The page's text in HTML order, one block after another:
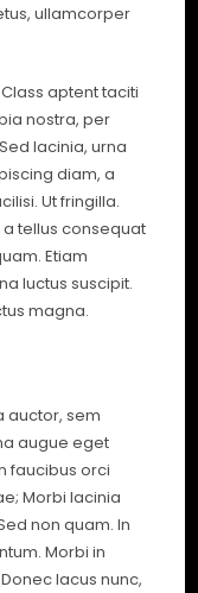
ullamcorper
aptent taciti
nostra, per
lacinia, urna
diam, a
Ut fringilla.
tellus consequat
Etiam
luctus suscipit.
magna.
auctor, sem
augue eget
faucibus orci
Morbi lacinia
non quam. In
Morbi in
lacus nunc,